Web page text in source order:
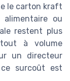
le carton kraft
ou
restent plus
à volume
un directeur
surcoût est